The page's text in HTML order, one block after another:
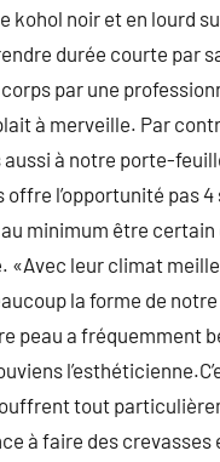
kohol noir et en lourd
durée courte par
par une
à merveille. Par
à notre porte-
l’opportunité pas 4
minimum être certain
«Avec leur climat
la forme de
peau a fréquemment
tout
à faire des crevasses